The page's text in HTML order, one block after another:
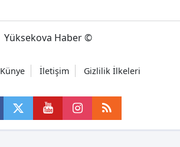
Yüksekova Haber ©
Künye İletişim Gizlilik İlkeleri